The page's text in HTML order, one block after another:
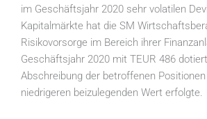
im Geschäftsjahr 2020 sehr volatilen
Kapitalmärkte hat die SM
Risikovorsorge im Bereich ihrer
Geschäftsjahr 2020 mit TEUR 486
Abschreibung der betroffenen
niedrigeren beizulegenden Wert erfolgte.